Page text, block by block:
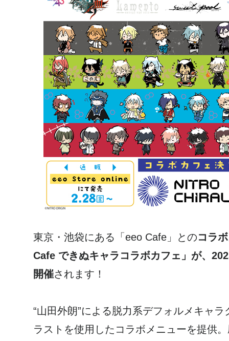
東京・池袋にある「eeo Cafe」とのコラ
Cafe できぬキャラコラボカフェ」が、
開催されます！
“山田外朗”による脱力系デフォルメキャ
ラストを使用したコラボメニューを提供